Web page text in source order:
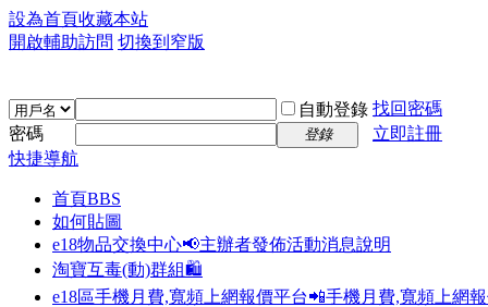
設為首頁收藏本站
開啟輔助訪問 切換到窄版
自動登錄 找回密碼
密碼
登錄
立即註冊
快捷導航
首頁BBS
如何貼圖
e18物品交換中心📢主辦者發佈活動消息說明
淘寶互毒(動)群組🛍️
e18區手機月費,寬頻上網報價平台📲手機月費,寬頻上網